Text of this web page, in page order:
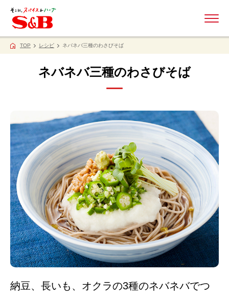
TOP レシピ ネバネバ三種のわさびそば
ネバネバ三種のわさびそば
納豆、長いも、オクラの3種のネバネバでつ